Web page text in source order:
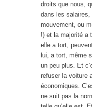
droits que nous,
dans les salaires,
mouvement, ou
!) et la majorité a
elle a tort,
lui, a tort, même
un peu plus. Et
refuser la voiture
économiques.
ne suit pas la